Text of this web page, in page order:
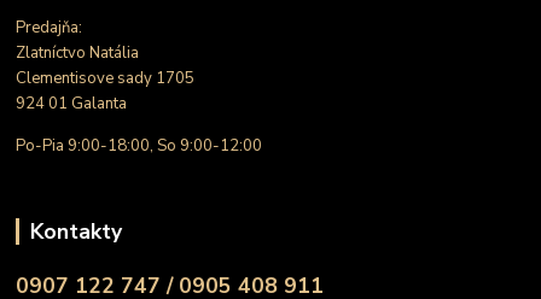
Predajňa:
Zlatníctvo Natália
Clementisove sady 1705
924 01 Galanta
Po-Pia 9:00-18:00, So 9:00-12:00
Kontakty
0907 122 747 / 0905 408 911